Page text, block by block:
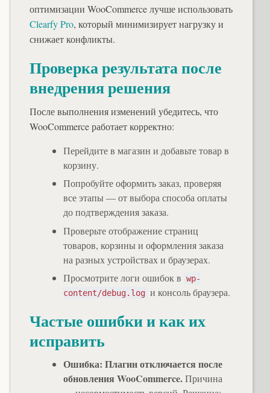
оптимизации WooCommerce лучше использовать
Clearfy Pro, который минимизирует нагрузку и
снижает конфликты.
Проверка результата после
внедрения решения
После выполнения изменений убедитесь, что
WooCommerce работает корректно:
Перейдите в магазин и добавьте товар в
корзину.
Попробуйте оформить заказ, проверяя
все этапы — от выбора способа оплаты
до подтверждения заказа.
Проверьте отображение страниц
товаров, корзины и оформления заказа
на разных устройствах и браузерах.
Просмотрите логи ошибок в wp-
content/debug.log и консоль браузера.
Частые ошибки и как их
исправить
Ошибка: Плагин отключается после
обновления WooCommerce.Причина